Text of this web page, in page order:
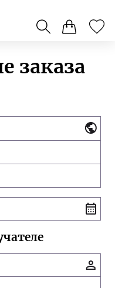
заказа